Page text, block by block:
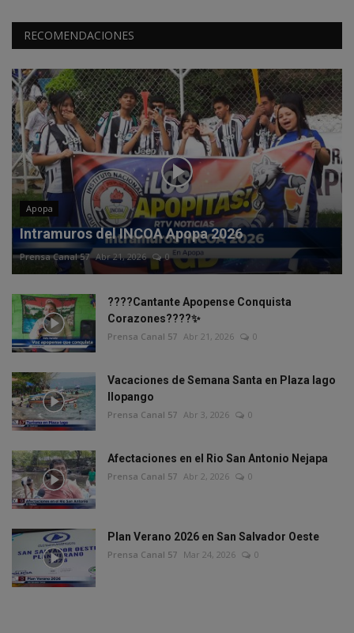
RECOMENDACIONES
Apopa
Intramuros del INCOA Apopa 2026
Prensa Canal 57 Abr 21, 2026 0
????Cantante Apopense Conquista
Corazones????✨
Prensa Canal 57 Abr 21, 2026 0
Vacaciones de Semana Santa en Plaza lago
Ilopango
Prensa Canal 57 Abr 3, 2026 0
Afectaciones en el Rio San Antonio Nejapa
Prensa Canal 57 Abr 2, 2026 0
Plan Verano 2026 en San Salvador Oeste
Prensa Canal 57 Mar 24, 2026 0